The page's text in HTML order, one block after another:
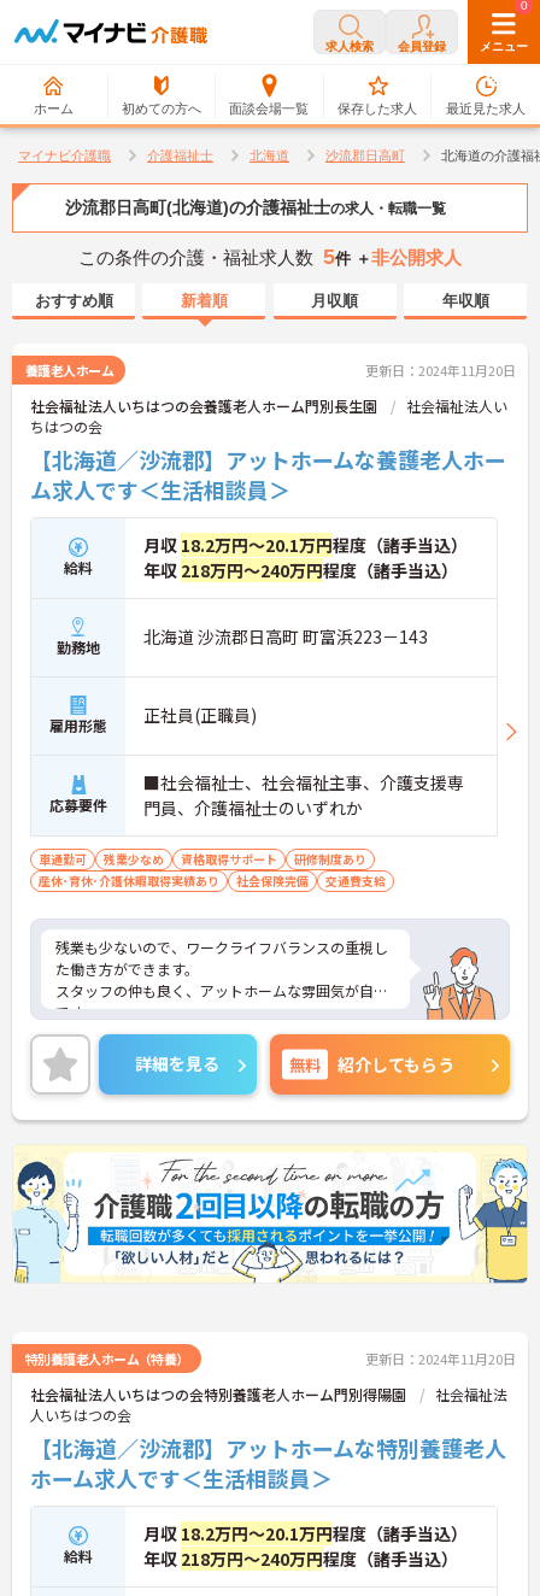
求人検索 会員登録 メニュー
ホーム 初めての方へ 面談会場一覧
0
保存した求人
0
最近見た求人
マイナビ介護職 介護福祉士 北海道 沙流郡日高町 北海道の介護福
沙流郡日高町(北海道)の介護福祉士の求人・転職一覧
この条件の介護・福祉求人数 5件 ＋非公開求人
おすすめ順 新着順 月収順 年収順
養護老人ホーム 更新日：2024年11月20日
社会福祉法人いちはつの会養護老人ホーム門別長生園
社会福祉法人い
ちはつの会
【北海道／沙流郡】アットホームな養護老人ホー
ム求人です＜生活相談員＞
給料
月収 18.2万円～20.1万円程度（諸手当込）
年収 218万円～240万円程度（諸手当込）
勤務地 北海道 沙流郡日高町 町富浜223－143
雇用形態 正社員(正職員)
応募要件
■社会福祉士、社会福祉主事、介護支援専
門員、介護福祉士のいずれか
車通勤可 残業少なめ 資格取得サポート
研修制度あり
産休･育休･介護休暇取得実績あり
社会保険完備 交通費支給
残業も少ないので、ワークライフバランスの重視し
た働き方ができます。
スタッフの仲も良く、アットホームな雰囲気が自慢
です。
ご興味ある方には、面接対策ポイントなど、詳細を
お話しいたしますのでお気軽にご相談ください。
詳細を見る 無料 紹介してもらう
特別養護老人ホーム（特養） 更新日：2024年11月20日
社会福祉法人いちはつの会特別養護老人ホーム門別得陽園
社会福祉法
人いちはつの会
【北海道／沙流郡】アットホームな特別養護老人
ホーム求人です＜生活相談員＞
給料
月収 18.2万円～20.1万円程度（諸手当込）
年収 218万円～240万円程度（諸手当込）